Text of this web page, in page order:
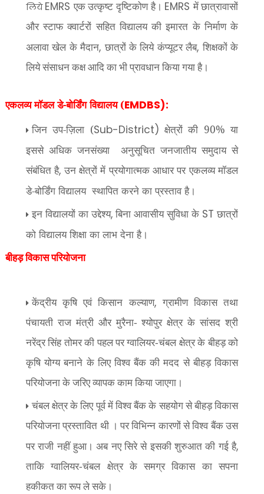
लिये EMRS एक उत्‍कृष्‍ट दृष्टिकोण है। EMRS में छात्रावासों
और स्टाफ क्‍वार्टरों सहित विद्यालय की इमारत के निर्माण के
अलावा खेल के मैदान, छात्रों के लिये कंप्यूटर लैब, शिक्षकों के
लिये संसाधन कक्ष आदि का भी प्रावधान किया गया है।
एकलव्य मॉडल डे-बोर्डिंग विद्यालय (EMDBS):
जिन उप-ज़िला (Sub-District)क्षेत्रों की 90% या
इससे अधिक जनसंख्या अनुसूचित जनजातीय समुदाय से
संबंधित है, उन क्षेत्रों में प्रयोगात्मक आधार पर एकलव्य मॉडल
डे-बोर्डिंग विद्यालय स्थापित करने का प्रस्ताव है।
इन विद्यालयों का उद्देश्य, बिना आवासीय सुविधा के STछात्रों
को विद्यालय शिक्षा का लाभ देना है।
बीहड़ विकास परियोजना
केंद्रीय कृषि एवं किसान कल्याण, ग्रामीण विकास तथा
पंचायती राज मंत्री और मुरैना- श्योपुर क्षेत्र के सांसद श्री
नरेंद्र सिंह तोमर की पहल पर ग्वालियर-चंबल क्षेत्र के बीहड़ को
कृषि योग्य बनाने के लिए विश्व बैंक की मदद से बीहड़ विकास
परियोजना के जरिए व्यापक काम किया जाएगा।
चंबल क्षेत्र के लिए पूर्व में विश्व बैंक के सहयोग से बीहड़ विकास
परियोजना प्रस्तावित थी । पर विभिन्न कारणों से विश्व बैंक उस
पर राजी नहीं हुआ। अब नए सिरे से इसकी शुरुआत की गई है,
ताकि ग्वालियर-चंबल क्षेत्र के समग्र विकास का सपना
हकीकत का रूप ले सके।